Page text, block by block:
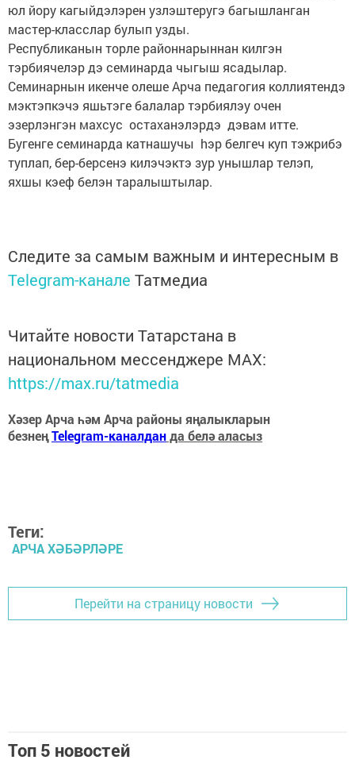
юл йору кагыйдэлэрен узлэштеругэ багышланган
мастер-класслар булып узды.
Республиканын торле районнарыннан килгэн
тэрбиячелэр дэ семинарда чыгыш ясадылар.
Семинарнын икенче олеше Арча педагогия коллиятендэ
мэктэпкэчэ яшьтэге балалар тэрбиялэу очен
эзерлэнгэн махсус остаханэлэрдэ дэвам итте.
Бугенге семинарда катнашучы hэр белгеч куп тэжрибэ
туплап, бер-берсенэ килэчэктэ зур унышлар телэп,
яхшы кэеф белэн таралыштылар.
Следите за самым важным и интересным в
Telegram-канале Татмедиа
Читайте новости Татарстана в
национальном мессенджере MАХ:
https://max.ru/tatmedia
Хәзер Арча һәм Арча районы яңалыкларын
безнеңTelegram-каналданда белә аласыз
Теги:
АРЧА ХӘБӘРЛӘРЕ
Перейти на страницу новости
Топ 5 новостей